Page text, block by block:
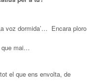
voz dormida’… Encara ploro
que mai…
el que ens envolta, de